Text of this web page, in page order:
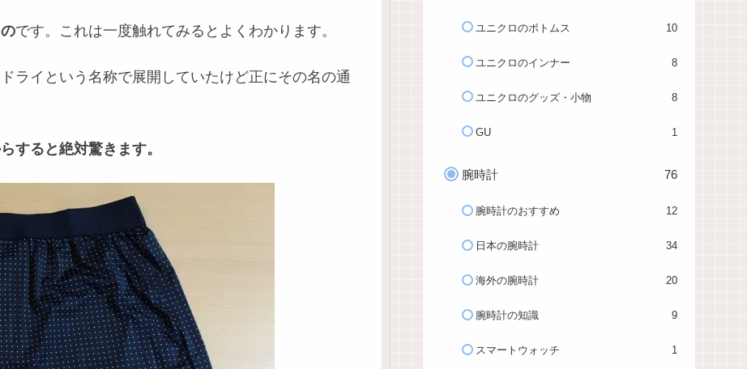
です。これは一度触れてみるとよくわかります。
ライという名称で展開していたけど正にその名の通
すると絶対驚きます。
ユニクロのボトムス 10
ユニクロのインナー 8
ユニクロのグッズ・小物 8
GU 1
腕時計 76
腕時計のおすすめ 12
日本の腕時計 34
海外の腕時計 20
腕時計の知識 9
スマートウォッチ 1